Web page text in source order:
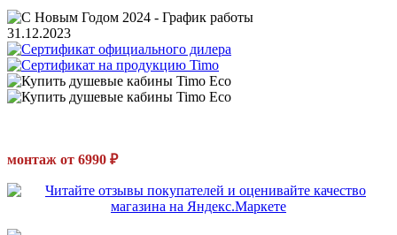
31.12.2023
монтаж от 6990 ₽